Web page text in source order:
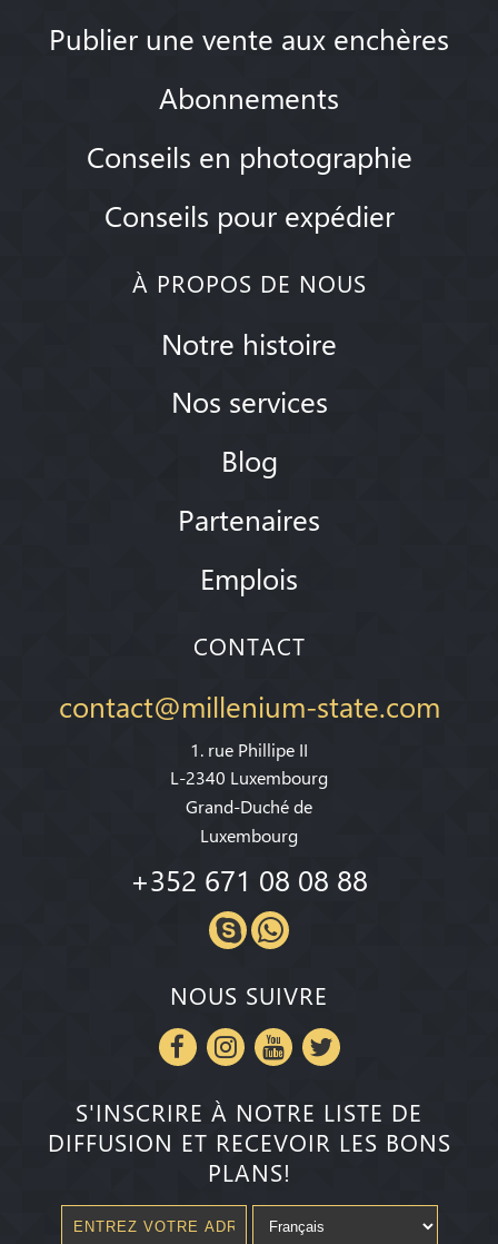
Publier une vente aux enchères
Abonnements
Conseils en photographie
Conseils pour expédier
À PROPOS DE NOUS
Notre histoire
Nos services
Blog
Partenaires
Emplois
CONTACT
contact@millenium-state.com
1. rue Phillipe II
L-2340 Luxembourg
Grand-Duché de
Luxembourg
+352 671 08 08 88
NOUS SUIVRE
S'INSCRIRE À NOTRE LISTE DE
DIFFUSION ET RECEVOIR LES BONS
PLANS!